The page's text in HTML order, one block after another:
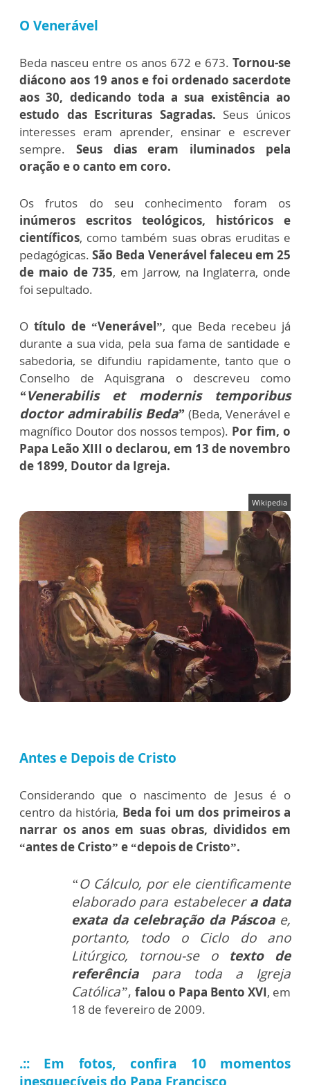
O Venerável
Beda nasceu entre os anos 672 e 673. Tornou-se
diácono aos 19 anos e foi ordenado sacerdote
aos 30, dedicando toda a sua existência ao
estudo das Escrituras Sagradas. Seus únicos
interesses eram aprender, ensinar e escrever
sempre. Seus dias eram iluminados pela
oração e o canto em coro.
Os frutos do seu conhecimento foram os
inúmeros escritos teológicos, históricos e
científicos, como também suas obras eruditas e
pedagógicas.São Beda Venerável faleceu em 25
de maio de 735, em Jarrow, na Inglaterra, onde
foi sepultado.
Otítulo de “Venerável”, que Beda recebeu já
durante a sua vida, pela sua fama de santidade e
sabedoria, se difundiu rapidamente, tanto que o
Conselho de Aquisgrana o descreveu como
“Venerabilis et modernis temporibus
doctor admirabilis Beda” (Beda, Venerável e
magnífico Doutor dos nossos tempos). Por fim, o
Papa Leão XIII o declarou, em 13 de novembro
de 1899, Doutor da Igreja.
Wikipedia
Antes e Depois de Cristo
Considerando que o nascimento de Jesus é o
centro da história, Beda foi um dos primeiros a
narrar os anos em suas obras, divididos em
“antes de Cristo” e “depois de Cristo”.
“O Cálculo, por ele cientificamente
elaborado para estabelecera data
exata da celebração da Páscoae,
portanto, todo o Ciclo do ano
Litúrgico, tornou-se o texto de
referência para toda a Igreja
Católica”, falou o Papa Bento XVI, em
18 de fevereiro de 2009.
.:: Em fotos, confira 10 momentos